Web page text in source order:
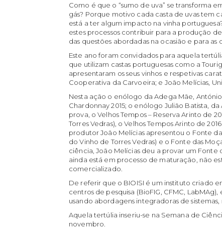
Como é que o “sumo de uva” se transforma
gás? Porque motivo cada casta de uvas tem
está a ter algum impacto na vinha
estes processos contribuir para a produção
das questões abordadas na ocasião e para as
Este ano foram convidados para aquela
que utilizam castas portuguesas como a
apresentaram os seus vinhos e respetivas
Cooperativa da Carvoeira; e João Melícias,
Nesta ação o enólogo da Adega Mãe,
Chardonnay 2015; o enólogo Julião Batista,
prova, o Velhos Tempos – Reserva Arinto de
Torres Vedras), o Velhos Tempos Arinto de
produtor João Melícias apresentou o Fonte
do Vinho de Torres Vedras) e o Fonte das
ciência, João Melícias deu a provar um Fonte
ainda está em processo de maturação, não
comercializado.
De referir que o BIOISI é um instituto criado
centros de pesquisa (BioFIG, CFMC,
usando abordagens integradoras de
Aquela tertúlia inseriu-se na Semana de
novembro.